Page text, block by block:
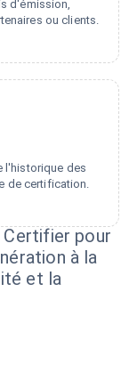
d'émission,
ou clients.
l'historique des
de certification.
pour
à la
et la